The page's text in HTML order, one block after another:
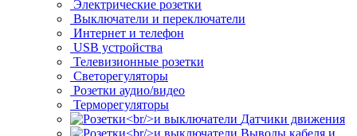
Электрические розетки
Выключатели и переключатели
Интернет и телефон
USB устройства
Телевизионные розетки
Светорегуляторы
Розетки аудио/видео
Терморегуляторы
Датчики движения
Выводы кабеля и